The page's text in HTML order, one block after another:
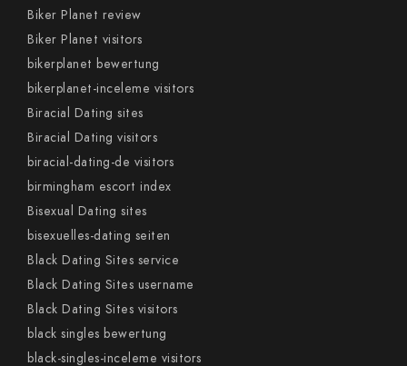
Biker Planet review
Biker Planet visitors
bikerplanet bewertung
bikerplanet-inceleme visitors
Biracial Dating sites
Biracial Dating visitors
biracial-dating-de visitors
birmingham escort index
Bisexual Dating sites
bisexuelles-dating seiten
Black Dating Sites service
Black Dating Sites username
Black Dating Sites visitors
black singles bewertung
black-singles-inceleme visitors